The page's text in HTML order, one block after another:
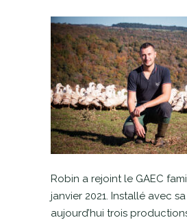
Robin a rejoint le GAEC
janvier 2021. Installé avec
aujourd’hui trois